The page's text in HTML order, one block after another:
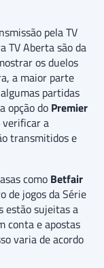
pela TV
TV Aberta são da
os duelos
a maior parte
partidas
opção do Premier
verificar a
transmitidos e
como Betfair
de jogos da Série
estão sujeitas a
conta e apostas
varia de acordo